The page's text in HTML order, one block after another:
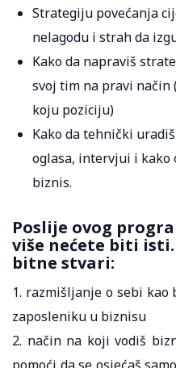
Strategiju povećanja
nelagodu i strah da
Kako da napraviš
svoj tim na pravi način
koju poziciju)
Kako da tehnički
oglasa, intervjui i kako
biznis.
Poslije ovog
više nećete biti
bitne stvari:
1. razmišljanje o sebi
zaposleniku u biznisu
2. način na koji vodiš